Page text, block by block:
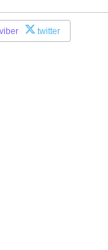
viber twitter